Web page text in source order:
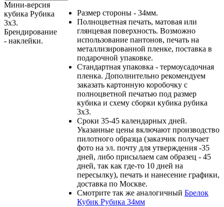
Мини-версия
кубика Рубика
3х3.
Брендирование
- наклейки.
Размер стороны - 34мм.
Полноцветная печать, матовая или
глянцевая поверхность. Возможно
использование пантонов, печать на
металлизированной пленке, поставка в
подарочной упаковке.
Стандартная упаковка - термоусадочная
пленка. Дополнительно рекомендуем
заказать картонную коробочку с
полноцветной печатью под размер
кубика и схему сборки кубика рубика
3х3.
Сроки 35-45 календарных дней.
Указанные цены включают производство
пилотного образца (заказчик получает
фото на эл. почту для утверждения -35
дней, либо присылаем сам образец - 45
дней, так как где-то 10 дней на
пересылку), печать и нанесение графики,
доставка по Москве.
Смотрите так же аналогичный Брелок
Кубик Рубика 34мм